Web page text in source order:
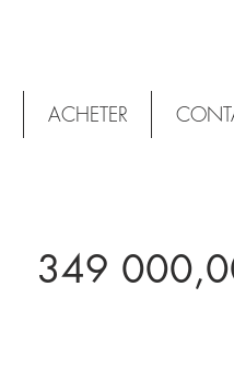
ACHETER
349